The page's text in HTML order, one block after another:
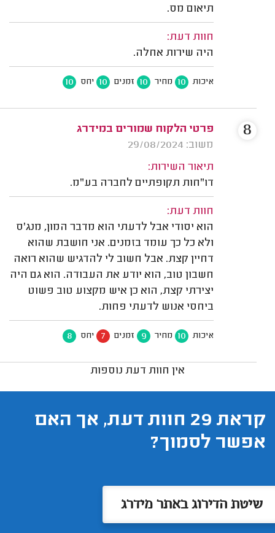
תיאום מס.
חוות דעת:
היה שירות אחלה.
איכות 10 מחיר 10 זמנים 10 יחס 10
פרטי הלקוח שמורים במידרג
משוב: 29/08/2024
תיאור השירות:
דו"חות תקופתיים לחברה בע"מ.
חוות דעת:
הוא יסודי אבל לדעתי הוא מדבר המון, מנג'ס
ולא כל כך עומד בזמנים. אני חושבת שהוא
דחיין קצת. אבל חשוב לי להדגיש שהוא רואה
חשבון טוב, הוא יודע את העבודה. הוא גם היה
יצירתי קצת, הוא כן איש מקצוע טוב פשוט
ביחסי אנוש לדעתי פחות.
איכות 10 מחיר 9 זמנים 7 יחס 8
8
אין חוות דעת נוספות
קראת 29 חוות דעת, אך האם
אפשר לסמוך?
שיטת הדירוג באתר מידרג